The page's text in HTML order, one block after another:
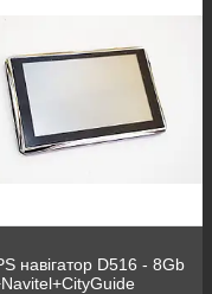
навігатор D516 - 8Gb